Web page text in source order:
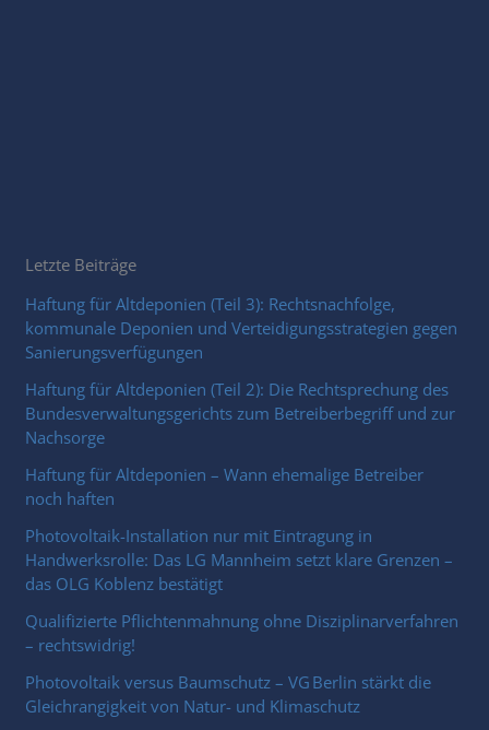
Letzte Beiträge
Haftung für Altdeponien (Teil 3): Rechtsnachfolge,
kommunale Deponien und Verteidigungsstrategien gegen
Sanierungsverfügungen
Haftung für Altdeponien (Teil 2): Die Rechtsprechung des
Bundesverwaltungsgerichts zum Betreiberbegriff und zur
Nachsorge
Haftung für Altdeponien – Wann ehemalige Betreiber
noch haften
Photovoltaik-Installation nur mit Eintragung in
Handwerksrolle: Das LG Mannheim setzt klare Grenzen –
das OLG Koblenz bestätigt
Qualifizierte Pflichtenmahnung ohne Disziplinarverfahren
– rechtswidrig!
Photovoltaik versus Baumschutz – VG Berlin stärkt die
Gleichrangigkeit von Natur- und Klimaschutz